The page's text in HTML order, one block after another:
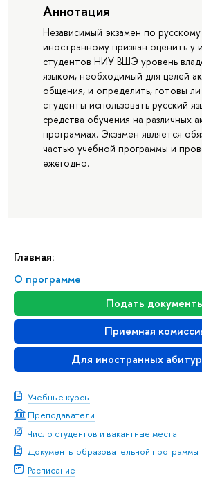
Главная:
О программе
Подать
Приемная
Для иностранных
Учебные курсы
Преподаватели
Число студентов и вакантные места
Документы образовательной программы
Расписание
Аннотация
Независимый экзамен по русскому
иностранному призван оценить у
студентов НИУ ВШЭ уровень
языком, необходимый для целей
общения, и определить, готовы
студенты использовать русский
средства обучения на различных
программах. Экзамен является
частью учебной программы и
ежегодно.